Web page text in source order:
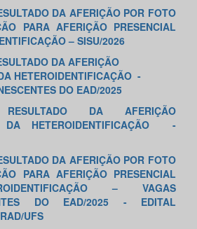
DA AFERIÇÃO POR FOTO
PARA AFERIÇÃO PRESENCIAL
– SISU/2026
DA AFERIÇÃO
HETEROIDENTIFICAÇÃO -
DO EAD/2025
DA AFERIÇÃO
DA HETEROIDENTIFICAÇÃO -
DA AFERIÇÃO POR FOTO
PARA AFERIÇÃO PRESENCIAL
– VAGAS
DO EAD/2025 - EDITAL
UFS